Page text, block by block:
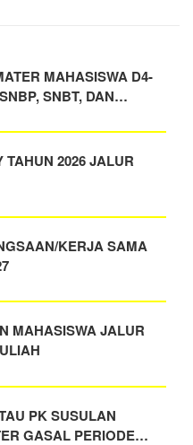
MAHASISWA D4-
SNBT, DAN…
2026 JALUR
KERJA SAMA
MAHASISWA JALUR
PK SUSULAN
GASAL PERIODE…